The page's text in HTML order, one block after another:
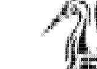
▒▒▒
░▒▓▒ ░▒▒
▒▒░░░▒▒░
▒▓█▓░
▒▓▒░
░▓▓░
░▒▒░
░░